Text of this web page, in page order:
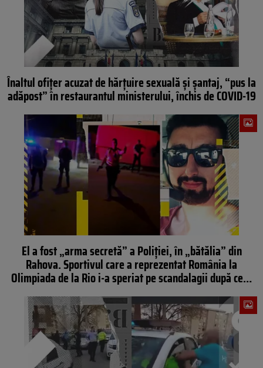
Înaltul ofițer acuzat de hărțuire sexuală și șantaj, “pus la
adăpost” în restaurantul ministerului, închis de COVID-19
El a fost „arma secretă” a Poliției, în „bătălia” din
Rahova. Sportivul care a reprezentat România la
Olimpiada de la Rio i-a speriat pe scandalagii după ce…